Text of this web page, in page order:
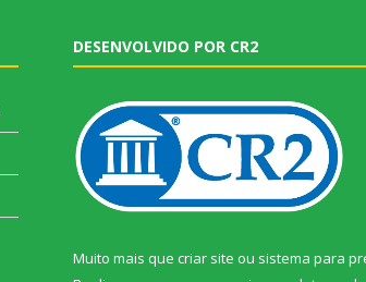
DESENVOLVIDO POR CR2
Muito mais que criar site ou sistema para